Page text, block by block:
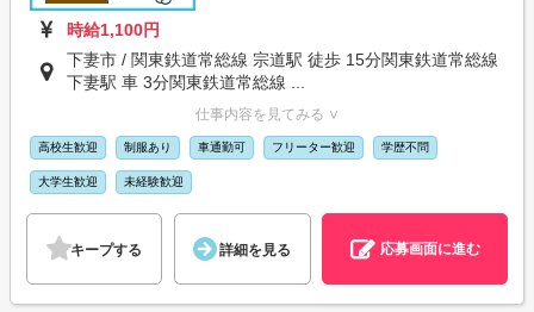
時給1,100円
下妻市 / 関東鉄道常総線 宗道駅 徒歩 15分関東鉄道常総線
下妻駅 車 3分関東鉄道常総線 ...
仕事内容を見てみる ∨
高校生歓迎 制服あり 車通勤可 フリーター歓迎 学歴不問
大学生歓迎 未経験歓迎
キープする 詳細を見る 応募画面に進む